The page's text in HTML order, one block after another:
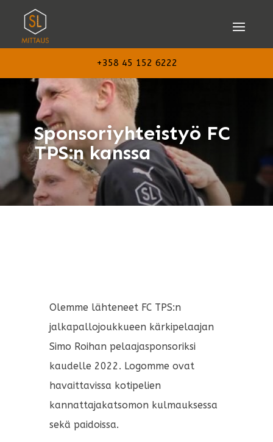
+358 45 152 6222
Sponsoriyhteistyö FC
TPS:n kanssa
Olemme lähteneet FC TPS:n
jalkapallojoukkueen kärkipelaajan
Simo Roihan pelaajasponsoriksi
kaudelle 2022. Logomme ovat
havaittavissa kotipelien
kannattajakatsomon kulmauksessa
sekä paidoissa.